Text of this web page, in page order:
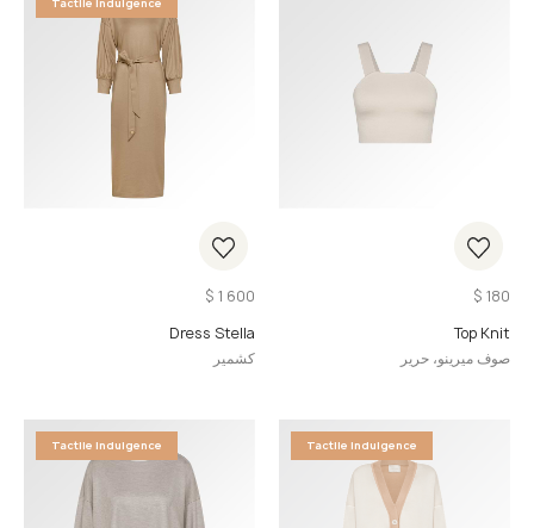
$ 180
Top Knit
صوف ميرينو، حرير
$ 1 600
Dress Stella
كشمير
Tactile Indulgence
Tactile Indulgence